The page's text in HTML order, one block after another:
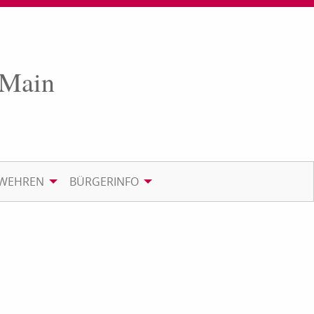
BÜRGERINFO